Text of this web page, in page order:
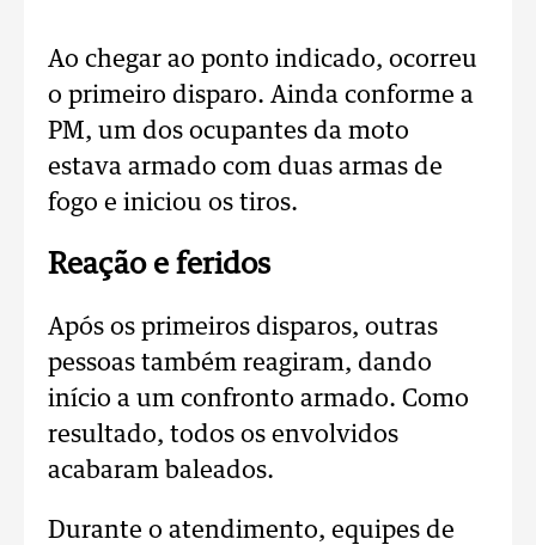
Ao chegar ao ponto indicado, ocorreu
o primeiro disparo. Ainda conforme a
PM, um dos ocupantes da moto
estava armado com duas armas de
fogo e iniciou os tiros.
Reação e feridos
Após os primeiros disparos, outras
pessoas também reagiram, dando
início a um confronto armado. Como
resultado, todos os envolvidos
acabaram baleados.
Durante o atendimento, equipes de